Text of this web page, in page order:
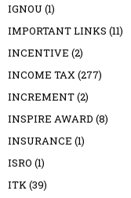
IGNOU (1)
IMPORTANT LINKS (11)
INCENTIVE (2)
INCOME TAX(277)
INCREMENT(2)
INSPIRE AWARD (8)
INSURANCE (1)
ISRO (1)
ITK(39)